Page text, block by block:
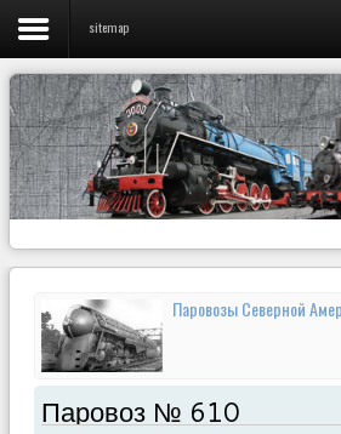
sitemap
Паровозы Северной
Паровоз № 610